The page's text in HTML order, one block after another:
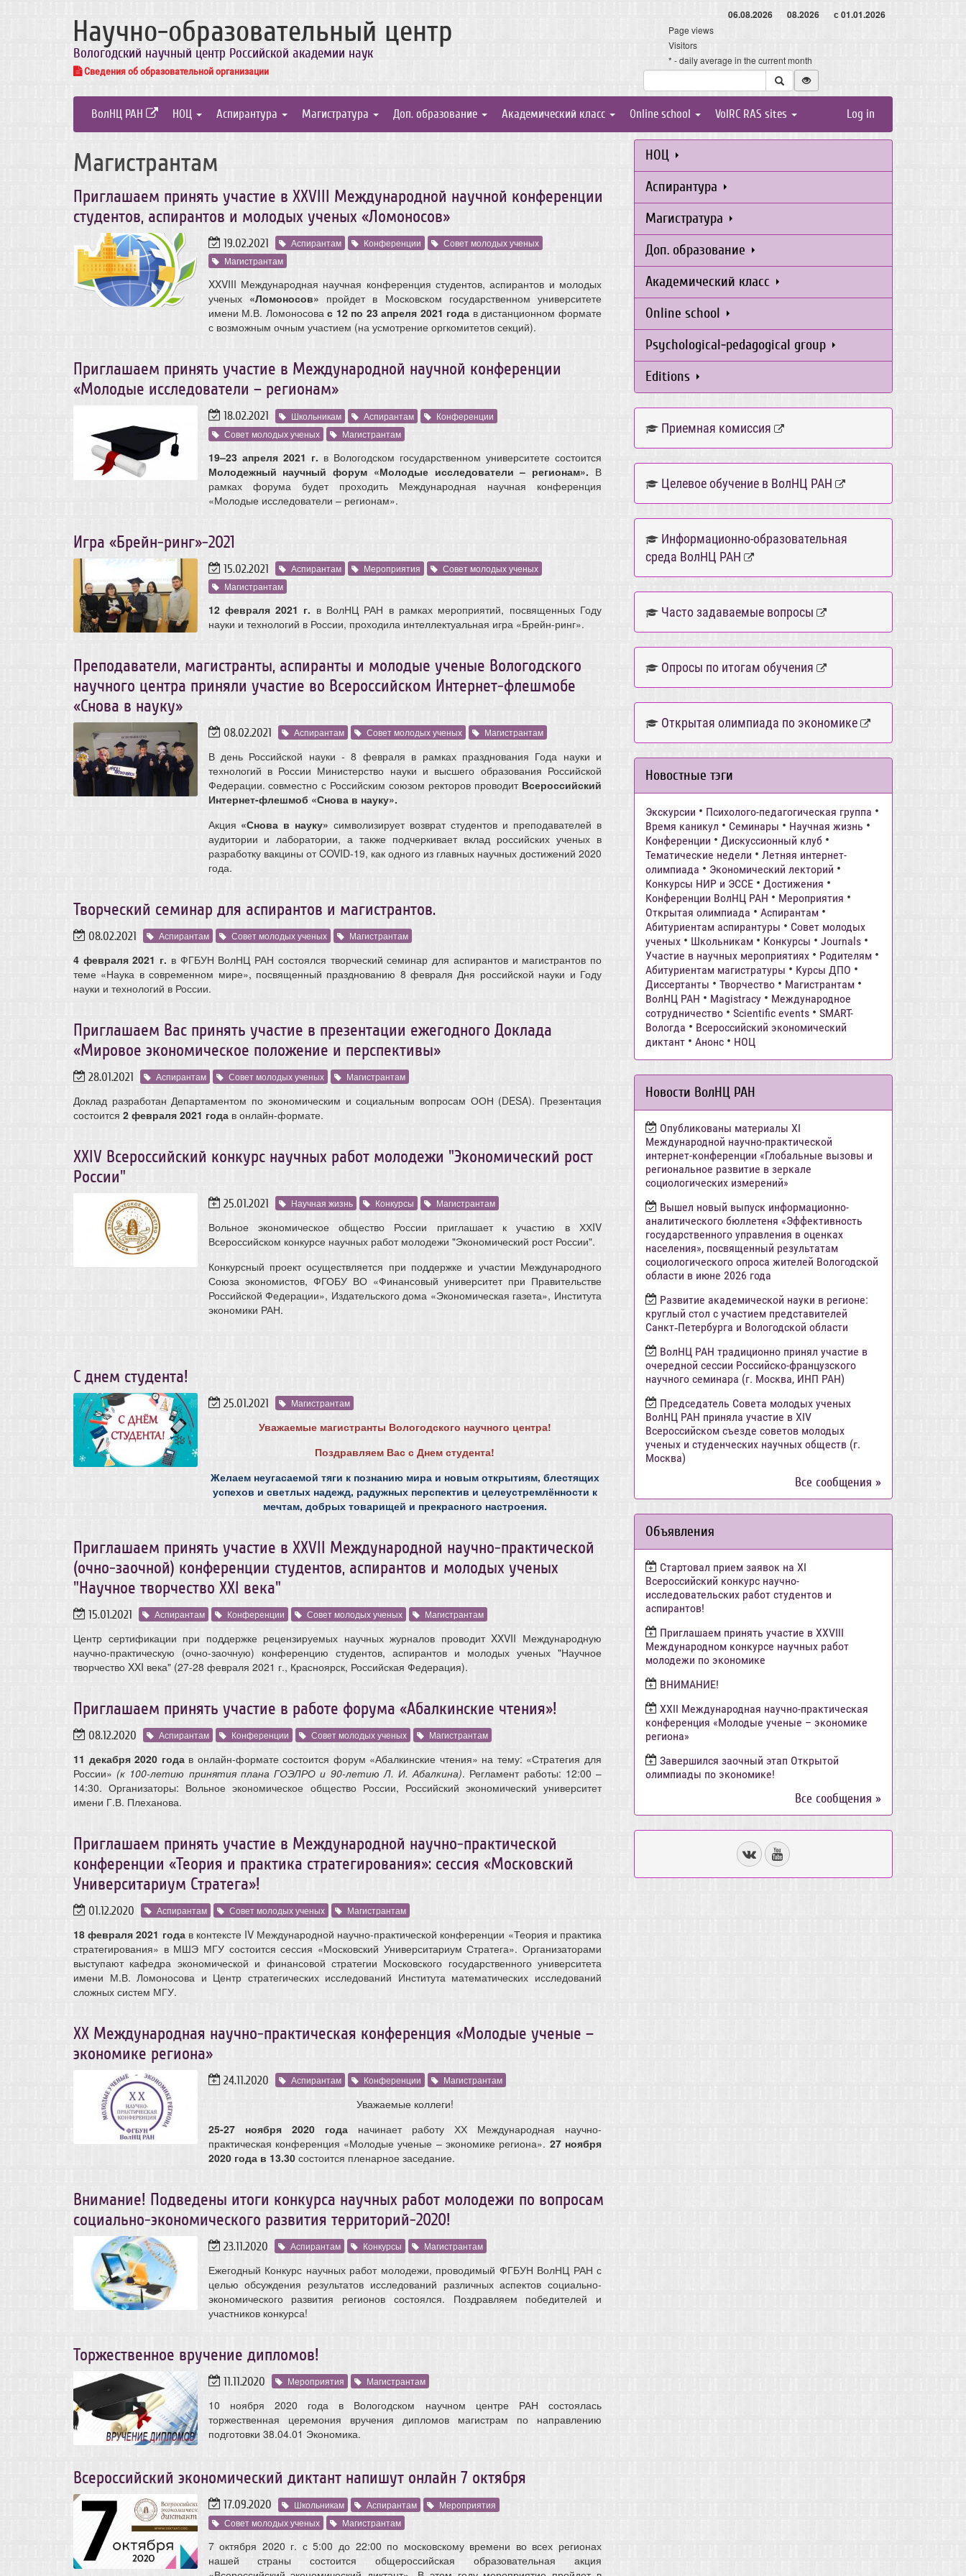
Научно-образовательный центр
Вологодский научный центр Российской академии наук
Сведения об образовательной организации
06.08.2026 08.2026 с 01.01.2026
Page views
Visitors
* - daily average in the current month
ВолНЦ РАН НОЦ Аспирантура Магистратура Доп. образование Академический класс Online school VolRC RAS sites Log in
Магистрантам
Приглашаем принять участие в XXVIII Международной научной конференции
студентов, аспирантов и молодых ученых «Ломоносов»
19.02.2021 Аспирантам Конференции
Совет молодых ученых
Магистрантам
XXVIII Международная научная конференция студентов, аспирантов и молодых
ученых «Ломоносов» пройдет в Московском государственном университете
имени М.В. Ломоносовас 12 по 23 апреля 2021 года в дистанционном формате
с возможным очным участием (на усмотрение оргкомитетов секций).
Приглашаем принять участие в Международной научной конференции
«Молодые исследователи – регионам»
18.02.2021 Школьникам Аспирантам
Конференции
Совет молодых ученых
Магистрантам
19–23 апреля 2021 г. в Вологодском государственном университете состоится
Молодежный научный форум «Молодые исследователи – регионам». В
рамках форума будет проходить Международная научная конференция
«Молодые исследователи – регионам».
Игра «Брейн-ринг»-2021
15.02.2021 Аспирантам Мероприятия
Совет молодых ученых
Магистрантам
12 февраля 2021 г. в ВолНЦ РАН в рамках мероприятий, посвященных Году
науки и технологий в России, проходила интеллектуальная игра «Брейн-ринг».
Преподаватели, магистранты, аспиранты и молодые ученые Вологодского
научного центра приняли участие во Всероссийском Интернет-флешмобе
«Снова в науку»
08.02.2021 Аспирантам Совет молодых ученых Магистрантам
В день Российской науки - 8 февраля в рамках празднования Года науки и
технологий в России Министерство науки и высшего образования Российской
Федерации. совместно с Российским союзом ректоров проводит Всероссийский
Интернет-флешмоб «Снова в науку».
Акция «Снова в науку» символизирует возврат студентов и преподавателей в
аудитории и лаборатории, а также подчеркивает вклад российских ученых в
разработку вакцины от COVID-19, как одного из главных научных достижений 2020
года.
Творческий семинар для аспирантов и магистрантов.
08.02.2021 Аспирантам Совет молодых ученых Магистрантам
4 февраля 2021 г. в ФГБУН ВолНЦ РАН состоялся творческий семинар для аспирантов и магистрантов по
теме «Наука в современном мире», посвященный празднованию 8 февраля Дня российской науки и Году
науки и технологий в России.
Приглашаем Вас принять участие в презентации ежегодного Доклада
«Мировое экономическое положение и перспективы»
28.01.2021 Аспирантам Совет молодых ученых Магистрантам
Доклад разработан Департаментом по экономическим и социальным вопросам ООН (DESA). Презентация
состоится 2 февраля 2021 года в онлайн-формате.
ХХIV Всероссийский конкурс научных работ молодежи "Экономический рост
России"
25.01.2021 Научная жизнь Конкурсы Магистрантам
Вольное экономическое общество России приглашает к участию в ХХIV
Всероссийском конкурсе научных работ молодежи "Экономический рост России".
Конкурсный проект осуществляется при поддержке и участии Международного
Союза экономистов, ФГОБУ ВО «Финансовый университет при Правительстве
Российской Федерации», Издательского дома «Экономическая газета», Института
экономики РАН.
С днем студента!
25.01.2021 Магистрантам
Уважаемые магистранты Вологодского научного центра!
Поздравляем Вас с Днем студента!
Желаем неугасаемой тяги к познанию мира и новым открытиям, блестящих
успехов и светлых надежд, радужных перспектив и целеустремлённости к
мечтам, добрых товарищей и прекрасного настроения.
Приглашаем принять участие в XXVII Международной научно-практической
(очно-заочной) конференции студентов, аспирантов и молодых ученых
"Научное творчество XXI века"
15.01.2021 Аспирантам Конференции Совет молодых ученых Магистрантам
Центр сертификации при поддержке рецензируемых научных журналов проводит XXVII Международную
научно-практическую (очно-заочную) конференцию студентов, аспирантов и молодых ученых "Научное
творчество XXI века" (27-28 февраля 2021 г., Красноярск, Российская Федерация).
Приглашаем принять участие в работе форума «Абалкинские чтения»!
08.12.2020 Аспирантам Конференции Совет молодых ученых Магистрантам
11 декабря 2020 годав онлайн-формате состоится форум «Абалкинские чтения» на тему: «Стратегия для
России» (к 100-летию принятия плана ГОЭЛРО и 90-летию Л. И. Абалкина). Регламент работы: 12:00 –
14:30. Организаторы: Вольное экономическое общество России, Российский экономический университет
имени Г.В. Плеханова.
Приглашаем принять участие в Международной научно-практической
конференции «Теория и практика стратегирования»: сессия «Московский
Университариум Стратега»!
01.12.2020 Аспирантам Совет молодых ученых Магистрантам
18 февраля 2021 годав контексте IV Международной научно-практической конференции «Теория и практика
стратегирования» в МШЭ МГУ состоится сессия «Московский Университариум Стратега». Организаторами
выступают кафедра экономической и финансовой стратегии Московского государственного университета
имени М.В. Ломоносова и Центр стратегических исследований Института математических исследований
сложных систем МГУ.
ХХ Международная научно-практическая конференция «Молодые ученые –
экономике региона»
24.11.2020 Аспирантам Конференции Магистрантам
Уважаемые коллеги!
25-27 ноября 2020 годаначинает работу ХХ Международная научно-
практическая конференция «Молодые ученые – экономике региона». 27 ноября
2020 года в 13.30состоится пленарное заседание.
Внимание! Подведены итоги конкурса научных работ молодежи по вопросам
социально-экономического развития территорий-2020!
23.11.2020 Аспирантам Конкурсы Магистрантам
Ежегодный Конкурс научных работ молодежи, проводимый ФГБУН ВолНЦ РАН с
целью обсуждения результатов исследований различных аспектов социально-
экономического развития регионов состоялся. Поздравляем победителей и
участников конкурса!
Торжественное вручение дипломов!
11.11.2020 Мероприятия Магистрантам
10 ноября 2020 года в Вологодском научном центре РАН состоялась
торжественная церемония вручения дипломов магистрам по направлению
подготовки 38.04.01 Экономика.
Всероссийский экономический диктант напишут онлайн 7 октября
17.09.2020 Школьникам Аспирантам
Мероприятия
Совет молодых ученых
Магистрантам
7 октября 2020 г. с 5:00 до 22:00 по московскому времени во всех регионах
нашей страны состоится общероссийская образовательная акция
НОЦ
Аспирантура
Магистратура
Доп. образование
Академический класс
Online school
Psychological-pedagogical group
Editions
Приемная комиссия
Целевое обучение в ВолНЦ РАН
Информационно-образовательная
среда ВолНЦ РАН
Часто задаваемые вопросы
Опросы по итогам обучения
Открытая олимпиада по экономике
Новостные тэги
Экскурсии • Психолого-педагогическая группа •
Время каникул • Семинары • Научная жизнь •
Конференции • Дискуссионный клуб •
Тематические недели • Летняя интернет-
олимпиада • Экономический лекторий •
Конкурсы НИР и ЭССЕ • Достижения •
Конференции ВолНЦ РАН • Мероприятия •
Открытая олимпиада • Аспирантам •
Абитуриентам аспирантуры • Совет молодых
ученых • Школьникам • Конкурсы • Journals •
Участие в научных мероприятиях • Родителям •
Абитуриентам магистратуры • Курсы ДПО •
Диссертанты • Творчество • Магистрантам •
ВолНЦ РАН • Magistracy • Международное
сотрудничество • Scientific events • SMART-
Вологда • Всероссийский экономический
диктант • Анонс • НОЦ
Новости ВолНЦ РАН
Опубликованы материалы XI
Международной научно-практической
интернет-конференции «Глобальные вызовы и
региональное развитие в зеркале
социологических измерений»
Вышел новый выпуск информационно-
аналитического бюллетеня «Эффективность
государственного управления в оценках
населения», посвященный результатам
социологического опроса жителей Вологодской
области в июне 2026 года
Развитие академической науки в регионе:
круглый стол с участием представителей
Санкт‑Петербурга и Вологодской области
ВолНЦ РАН традиционно принял участие в
очередной сессии Российско-французского
научного семинара (г. Москва, ИНП РАН)
Председатель Совета молодых ученых
ВолНЦ РАН приняла участие в XIV
Всероссийском съезде советов молодых
ученых и студенческих научных обществ (г.
Москва)
Все сообщения »
Объявления
Стартовал прием заявок на XI
Всероссийский конкурс научно-
исследовательских работ студентов и
аспирантов!
Приглашаем принять участие в XXVIII
Международном конкурсе научных работ
молодежи по экономике
ВНИМАНИЕ!
ХХII Международная научно-практическая
конференция «Молодые ученые – экономике
региона»
Завершился заочный этап Открытой
олимпиады по экономике!
Все сообщения »